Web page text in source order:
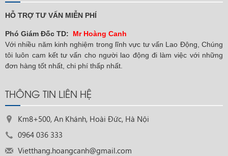
HỖ TRỢ TƯ VẤN MIỄN PHÍ
Phó Giám Đốc TD:
Mr Hoàng Canh
Với nhiều năm kinh nghiệm trong lĩnh vực tư vấn Lao Động, Chúng
tôi luôn cam kết tư vấn cho người lao động đi làm việc với những
đơn hàng tốt nhất, chi phí thấp nhất.
THÔNG TIN LIÊN HỆ
Km8+500, An Khánh, Hoài Đức, Hà Nội
0964 036 333
Vietthang.hoangcanh@gmail.com